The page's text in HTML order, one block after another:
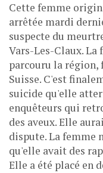
Cette femme
arrêtée mardi
suspecte du
Vars-Les-Claux.
parcouru la région,
Suisse. C'est
suicide qu'elle
enquêteurs qui
des aveux. Elle
dispute. La femme
qu'elle avait des
Elle a été placé en